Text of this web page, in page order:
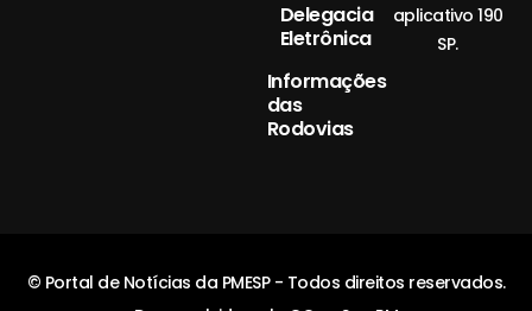
Delegacia
Eletrônica
Informações
das
Rodovias
aplicativo 190
SP.
© Portal de Notícias da PMESP - Todos direitos reservados.